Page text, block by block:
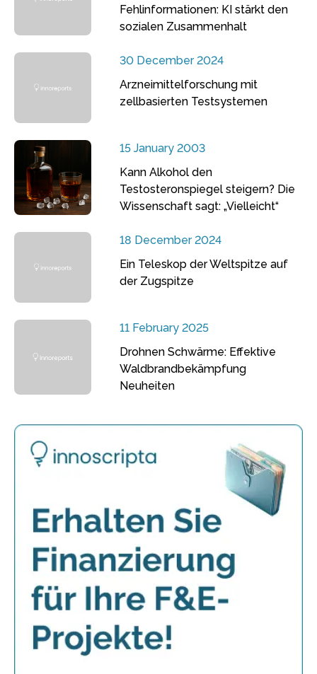
Fehlinformationen: KI stärkt den
sozialen Zusammenhalt
30 December 2024
Arzneimittelforschung mit
zellbasierten Testsystemen
15 January 2003
Kann Alkohol den
Testosteronspiegel steigern? Die
Wissenschaft sagt: „Vielleicht“
18 December 2024
Ein Teleskop der Weltspitze auf
der Zugspitze
11 February 2025
Drohnen Schwärme: Effektive
Waldbrandbekämpfung
Neuheiten